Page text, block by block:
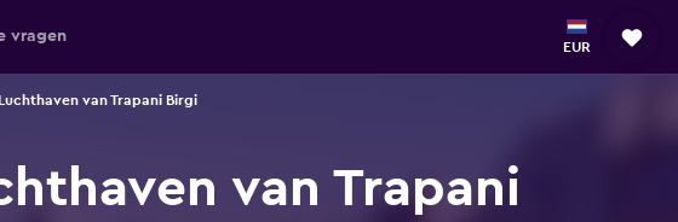
vragen
EUR
van Trapani Birgi
van Trapani